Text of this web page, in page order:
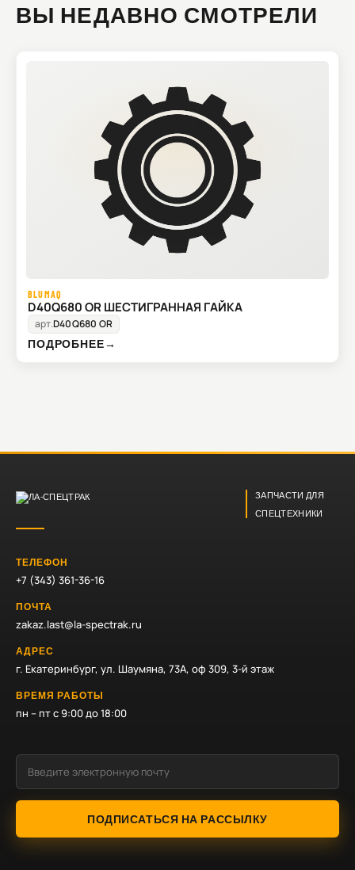
ВЫ НЕДАВНО СМОТРЕЛИ
BLUMAQ
D40Q680 OR ШЕСТИГРАННАЯ ГАЙКА
арт.D40Q680 OR
ПОДРОБНЕЕ→
ЗАПЧАСТИ ДЛЯ
СПЕЦТЕХНИКИ
ТЕЛЕФОН
+7 (343) 361-36-16
ПОЧТА
zakaz.last@la-spectrak.ru
АДРЕС
г. Екатеринбург, ул. Шаумяна, 73А, оф 309, 3-й этаж
ВРЕМЯ РАБОТЫ
пн – пт с 9:00 до 18:00
ПОДПИСАТЬСЯ НА РАССЫЛКУ